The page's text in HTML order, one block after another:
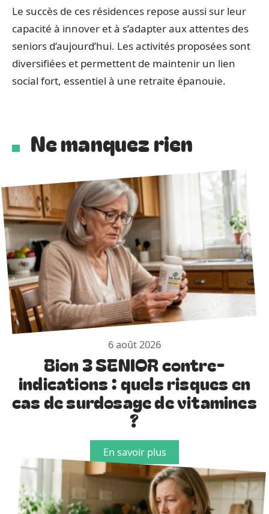
Le succès de ces résidences repose aussi sur leur
capacité à innover et à s’adapter aux attentes des
seniors d’aujourd’hui. Les activités proposées sont
diversifiées et permettent de maintenir un lien
social fort, essentiel à une retraite épanouie.
Ne manquez rien
6 août 2026
Bion 3 SENIOR contre-
indications : quels risques en
cas de surdosage de vitamines
?
En savoir plus